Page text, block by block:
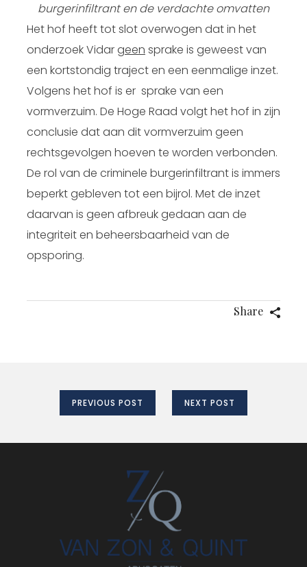
burgerinfiltrant en de verdachte omvatten
Het hof heeft tot slot overwogen dat in het
onderzoek Vidargeen sprake is geweest van
een kortstondig traject en een eenmalige inzet.
Volgens het hof is er sprake van een
vormverzuim. De Hoge Raad volgt het hof in zijn
conclusie dat aan dit vormverzuim geen
rechtsgevolgen hoeven te worden verbonden.
De rol van de criminele burgerinfiltrant is immers
beperkt gebleven tot een bijrol. Met de inzet
daarvan is geen afbreuk gedaan aan de
integriteit en beheersbaarheid van de
opsporing.
Share
PREVIOUS POST NEXT POST